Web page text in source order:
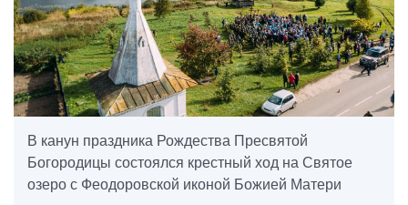
В канун праздника Рождества Пресвятой
Богородицы состоялся крестный ход на Святое
озеро с Феодоровской иконой Божией Матери